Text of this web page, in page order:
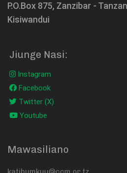
P.O.Box 875, Zanzibar -
Kisiwandui
Jiunge Nasi:
Instagram
Facebook
Twitter (X)
Youtube
Mawasiliano